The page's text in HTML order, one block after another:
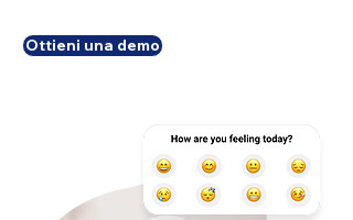
Ottieni una demo